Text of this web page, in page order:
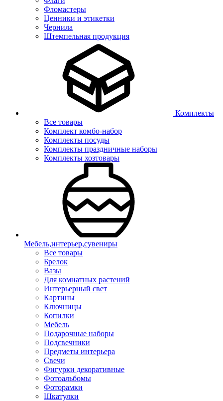
Фломастеры
Ценники и этикетки
Чернила
Штемпельная продукция
Комплекты
Все товары
Комплект комбо-набор
Комплекты посуды
Комплекты праздничные наборы
Комплекты хозтовары
Мебель,интерьер,сувениры
Все товары
Брелок
Вазы
Для комнатных растений
Интерьерный свет
Картины
Ключницы
Копилки
Мебель
Подарочные наборы
Подсвечники
Предметы интерьера
Свечи
Фигурки декоративные
Фотоальбомы
Фоторамки
Шкатулки